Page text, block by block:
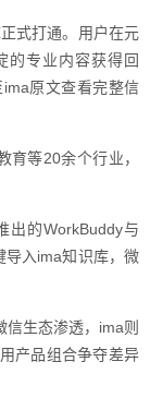
式打通。用户在元
的专业内容获得回
原文查看完整信
育等20余个行业，
出的WorkBuddy与
导入ima知识库，微
生态渗透，ima则
产品组合争夺差异